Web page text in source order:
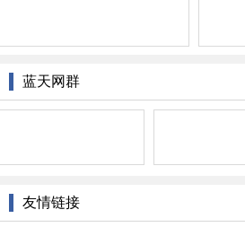
蓝天网群
友情链接